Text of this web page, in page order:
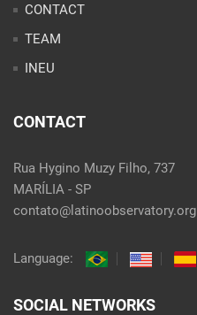
CONTACT
TEAM
INEU
CONTACT
Rua Hygino Muzy Filho, 737
MARÍLIA - SP
contato@latinoobservatory.org
Language:
SOCIAL NETWORKS